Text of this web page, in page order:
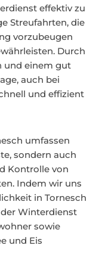
effektiv zu
Streufahrten, die
vorzubeugen
Durch
und einem gut
auch bei
und effizient
umfassen
sondern auch
Kontrolle von
Indem wir uns
in Tornesch
Winterdienst
sowie
und Eis